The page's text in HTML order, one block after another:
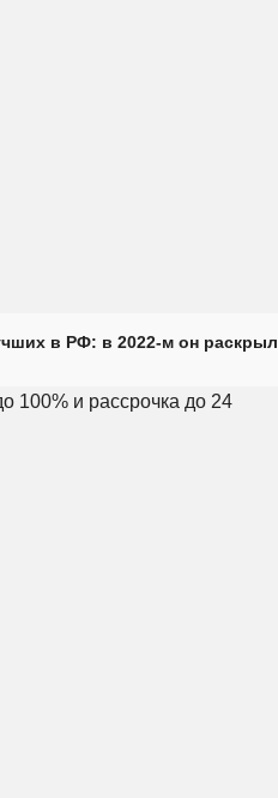
в РФ: в 2022-м он раскрыл